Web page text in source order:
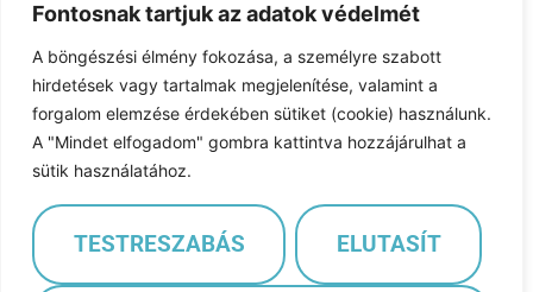
Fontosnak tartjuk az adatok védelmét
A böngészési élmény fokozása, a személyre szabott
hirdetések vagy tartalmak megjelenítése, valamint a
forgalom elemzése érdekében sütiket (cookie) használunk.
A "Mindet elfogadom" gombra kattintva hozzájárulhat a
sütik használatához.
TESTRESZABÁS ELUTASÍT